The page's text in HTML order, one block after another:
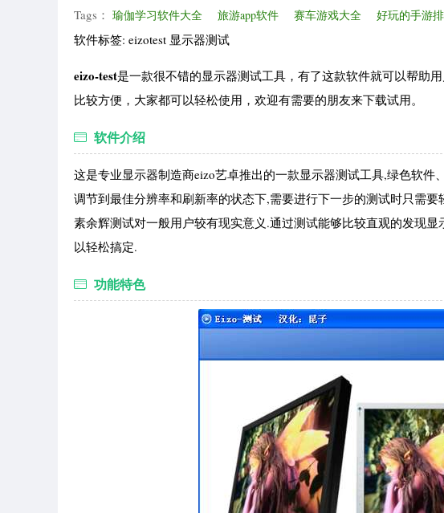
Tags： 瑜伽学习软件大全 旅游app软件 赛车游戏大全 好玩的手游
软件标签: eizotest 显示器测试
eizo-test是一款很不错的显示器测试工具，有了这款软件就可以帮助
比较方便，大家都可以轻松使用，欢迎有需要的朋友来下载试用。
软件介绍
这是专业显示器制造商eizo艺卓推出的一款显示器测试工具,绿色软
调节到最佳分辨率和刷新率的状态下,需要进行下一步的测试时只需
素余辉测试对一般用户较有现实意义.通过测试能够比较直观的发现
以轻松搞定.
功能特色